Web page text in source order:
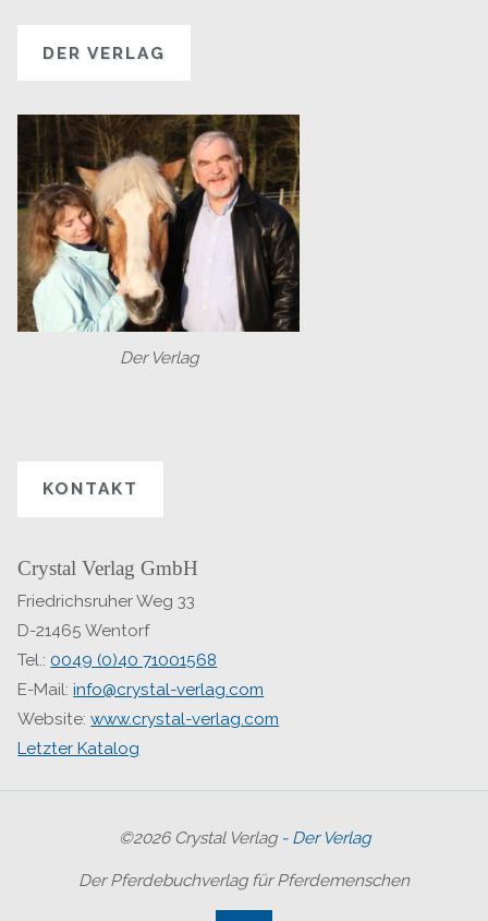
DER VERLAG
Der Verlag
KONTAKT
Crystal Verlag GmbH
Friedrichsruher Weg 33
D-21465 Wentorf
Tel.: 0049 (0)40 71001568
E-Mail:info@crystal-verlag.com
Website:www.crystal-verlag.com
Letzter Katalog
©2026 Crystal Verlag - Der Verlag
Der Pferdebuchverlag für Pferdemenschen